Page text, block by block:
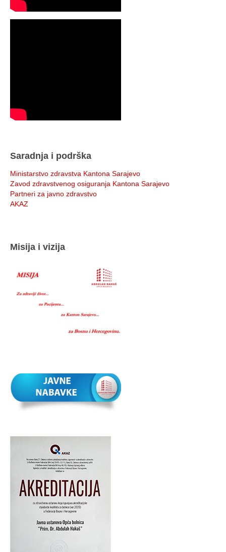
Saradnja i podrška
Ministarstvo zdravstva Kantona Sarajevo
Zavod zdravstvenog osiguranja Kantona Sarajevo
Partneri za javno zdravstvo
AKAZ
Misija i vizija